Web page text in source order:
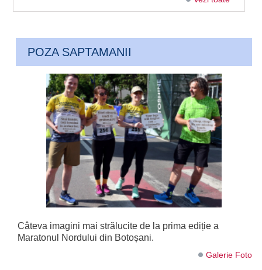
POZA SAPTAMANII
Câteva imagini mai strălucite de la prima ediție a
Maratonul Nordului din Botoșani.
Galerie Foto